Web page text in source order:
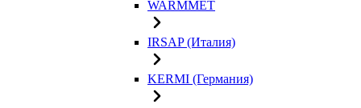
WARMMET
IRSAP (Италия)
KERMI (Германия)